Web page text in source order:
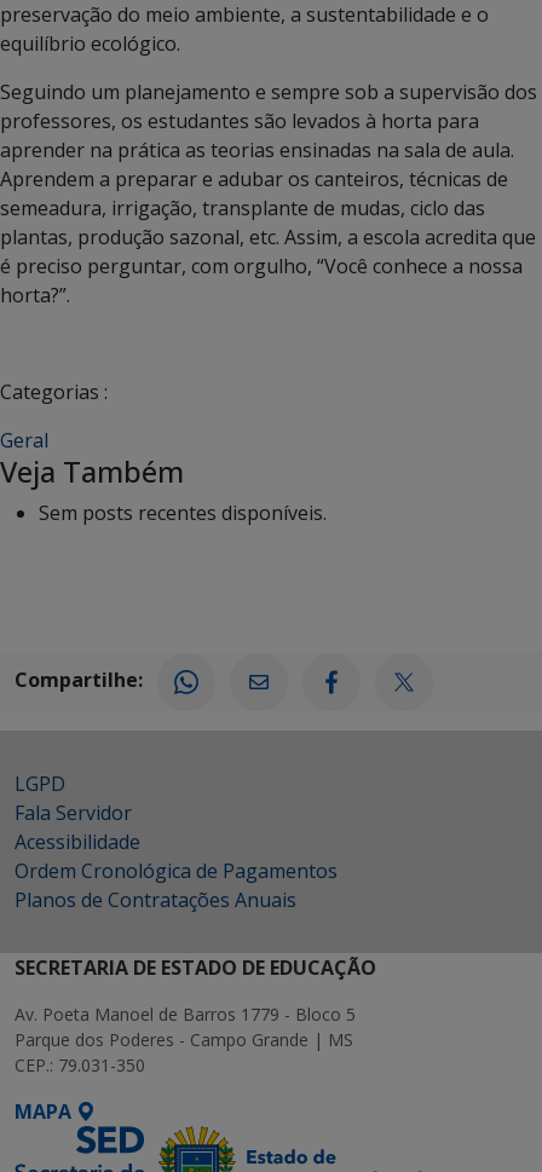
preservação do meio ambiente, a sustentabilidade e o
equilíbrio ecológico.
Seguindo um planejamento e sempre sob a supervisão dos
professores, os estudantes são levados à horta para
aprender na prática as teorias ensinadas na sala de aula.
Aprendem a preparar e adubar os canteiros, técnicas de
semeadura, irrigação, transplante de mudas, ciclo das
plantas, produção sazonal, etc. Assim, a escola acredita que
é preciso perguntar, com orgulho, “Você conhece a nossa
horta?”.
Categorias :
Geral
Veja Também
Sem posts recentes disponíveis.
Compartilhe:
LGPD
Fala Servidor
Acessibilidade
Ordem Cronológica de Pagamentos
Planos de Contratações Anuais
SECRETARIA DE ESTADO DE EDUCAÇÃO
Av. Poeta Manoel de Barros 1779 - Bloco 5
Parque dos Poderes - Campo Grande | MS
CEP.: 79.031-350
MAPA